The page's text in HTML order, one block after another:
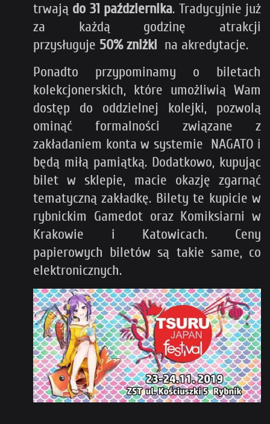
trwają do 31 października. Tradycyjnie już
za każdą godzinę atrakcji
przysługuje 50% zniżki na akredytacje.
Ponadto przypominamy o biletach
kolekcjonerskich, które umożliwią Wam
dostęp do oddzielnej kolejki, pozwolą
ominąć formalności związane z
zakładaniem konta w systemie NAGATO i
będą miłą pamiątką. Dodatkowo, kupując
bilet w sklepie, macie okazję zgarnąć
tematyczną zakładkę. Bilety te kupicie w
rybnickim Gamedot oraz Komiksiarni w
Krakowie i Katowicach. Ceny
papierowych biletów są takie same, co
elektronicznych.